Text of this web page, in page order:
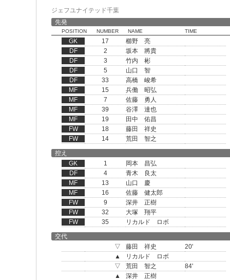
ジェフユナイテッド千葉
先発
POSITION NUMBER NAME TIME
GK 17
櫛野 亮
DF
2
坂本 將貴
DF
3
竹内 彬
DF
5
山口 智
DF
33
高橋 峻希
MF
15
兵働 昭弘
MF
7
佐藤 勇人
MF
39
谷澤 達也
MF
19
田中 佑昌
FW
18
藤田 祥史
FW
14
荒田 智之
控え
GK
1
岡本 昌弘
DF
4
青木 良太
MF
13
山口 慶
MF
16
佐藤 健太郎
FW
9
深井 正樹
FW
32
大塚 翔平
FW
35
リカルド ロボ
交代
▽
藤田 祥史
20'
▲
リカルド ロボ
▽
荒田 智之
84'
▲
深井 正樹